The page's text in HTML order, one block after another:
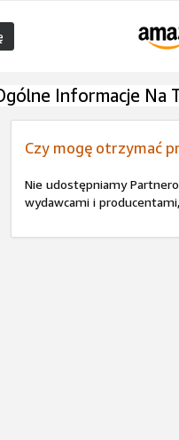
Informacje Na
Czy mogę otrzymać
Nie udostępniamy
wydawcami i